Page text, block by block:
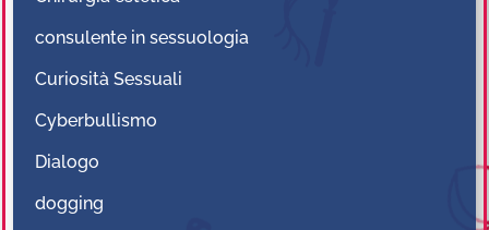
consulente in sessuologia
Curiosità Sessuali
Cyberbullismo
Dialogo
dogging